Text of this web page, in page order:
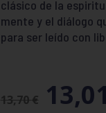
clásico de la
mente y el diálogo
para ser leído con
13,70€ 13,01